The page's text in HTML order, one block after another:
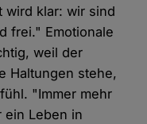
wird klar: wir sind
frei." Emotionale
weil der
Haltungen stehe,
"Immer mehr
ein Leben in